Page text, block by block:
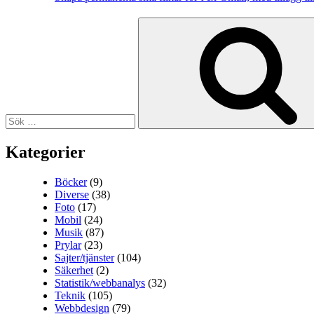
Kategorier
Böcker(9)
Diverse (38)
Foto (17)
Mobil (24)
Musik (87)
Prylar(23)
Sajter/tjänster(104)
Säkerhet (2)
Statistik/webbanalys (32)
Teknik (105)
Webbdesign (79)